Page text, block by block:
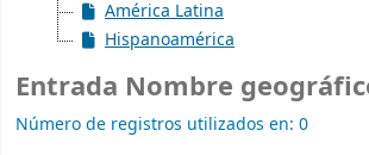
América Latina
Hispanoamérica
Entrada Nombre
Número de registros utilizados en: 0